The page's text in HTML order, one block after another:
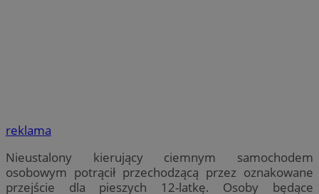
reklama
Nieustalony kierujący ciemnym samochodem
osobowym potrącił przechodzącą przez oznakowane
przejście dla pieszych 12-latkę. Osoby będące